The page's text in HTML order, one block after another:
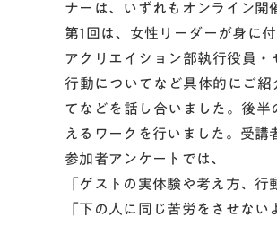
ナーは、いずれもオンライン開
第1回は、女性リーダーが身に
アクリエイション部執行役員
行動についてなど具体的にご
てなどを話し合いました。後
えるワークを行いました。受講
参加者アンケートでは、
「ゲストの実体験や考え方、
「下の人に同じ苦労をさせな